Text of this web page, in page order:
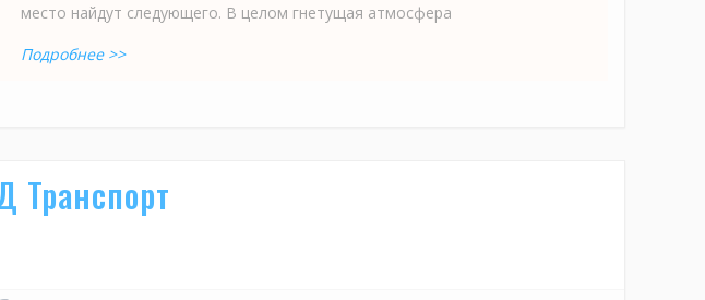
место найдут следующего. В целом гнетущая атмосфера
Подробнее >>
Транспорт